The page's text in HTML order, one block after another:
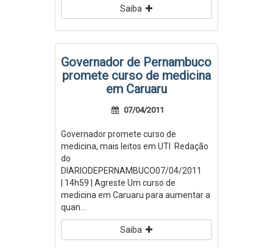
Saiba
Governador de Pernambuco
promete curso de medicina
em Caruaru
07/04/2011
Governador promete curso de
medicina, mais leitos em UTI Redação
do
DIARIODEPERNAMBUCO07/04/2011
| 14h59 | Agreste Um curso de
medicina em Caruaru para aumentar a
quan...
Saiba